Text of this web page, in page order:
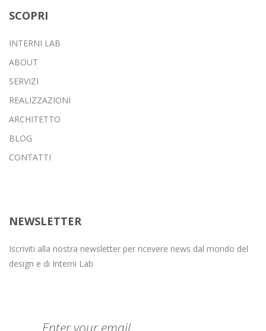
SCOPRI
INTERNI LAB
ABOUT
SERVIZI
REALIZZAZIONI
ARCHITETTO
BLOG
CONTATTI
NEWSLETTER
Iscriviti alla nostra newsletter per ricevere news dal mondo del
design e di Interni Lab